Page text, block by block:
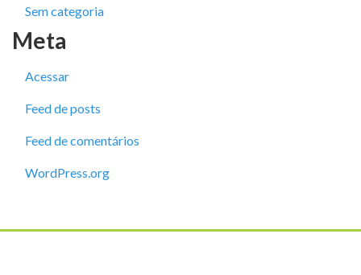
Sem categoria
Meta
Acessar
Feed de posts
Feed de comentários
WordPress.org